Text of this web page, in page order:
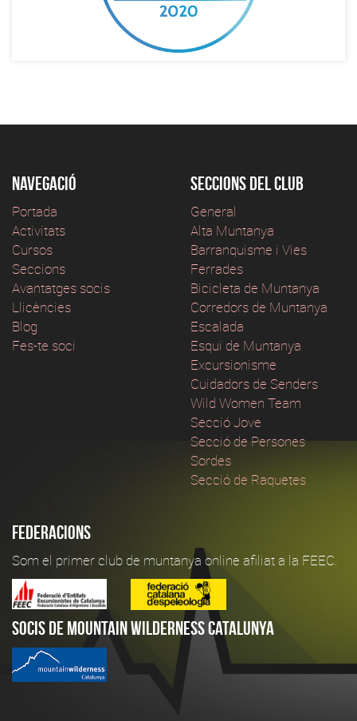
Navegació
Portada
Activitats
Cursos
Seccions
Avantatges socis
Llicències
Blog
Fes-te soci
Seccions del club
General
Alta Muntanya
Barranquisme i Vies
Ferrades
Bicicleta de Muntanya
Corredors de Muntanya
Escalada
Esqui de Muntanya
Excursionisme
Cuidadors de Senders
Wild Women Team
Secció Jove
Secció de Persones
Sordes
Secció de Raquetes
Federacions
Som el primer club de muntanya online afiliat a la FEEC.
Socis de Mountain Wilderness Catalunya